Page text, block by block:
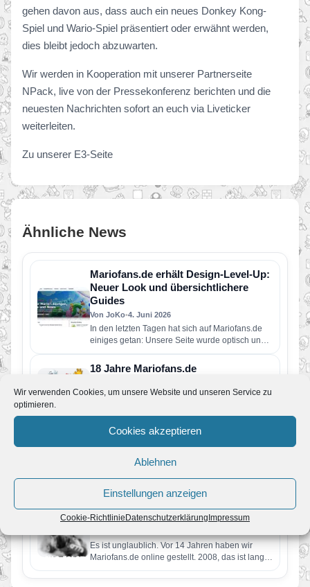
Wir verwenden Cookies, um unsere Website und unseren Service zu
optimieren.
Cookies akzeptieren
Ablehnen
Einstellungen anzeigen
Cookie-RichtlinieDatenschutzerklärungImpressum
gehen davon aus, dass auch ein neues Donkey Kong-
Spiel und Wario-Spiel präsentiert oder erwähnt werden,
dies bleibt jedoch abzuwarten.
Wir werden in Kooperation mit unserer Partnerseite
NPack, live von der Pressekonferenz berichten und die
neuesten Nachrichten sofort an euch via Liveticker
weiterleiten.
Zu unserer E3-Seite
Ähnliche News
Mariofans.de erhält Design-Level-Up:
Neuer Look und übersichtlichere
Guides
Von JoKo•4. Juni 2026
In den letzten Tagen hat sich auf Mariofans.de
einiges getan: Unsere Seite wurde optisch und
technisch umfangreich überarbeitet…
18 Jahre Mariofans.de
Heute ist ein ganz besonderer Tag: Mariofans.de
Mario Kart 8 Deluxe – Gewinnspiel –
Mariofans.de
17. November 2022
In knapp einem Monat ist schon wieder
Weihnachten und wir möchten euch die
Vorweihnachtszeit mit einem Gewinnspiel
versüßen.…
Intern: 14 Jahre Mariofans.de
Es ist unglaublich. Vor 14 Jahren haben wir
Mariofans.de online gestellt. 2008, das ist lange
her. Seitdem wurden…